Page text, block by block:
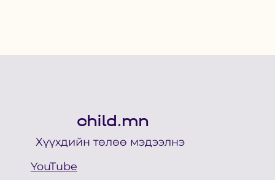
child.mn
Хүүхдийн төлөө мэдээлнэ
YouTube